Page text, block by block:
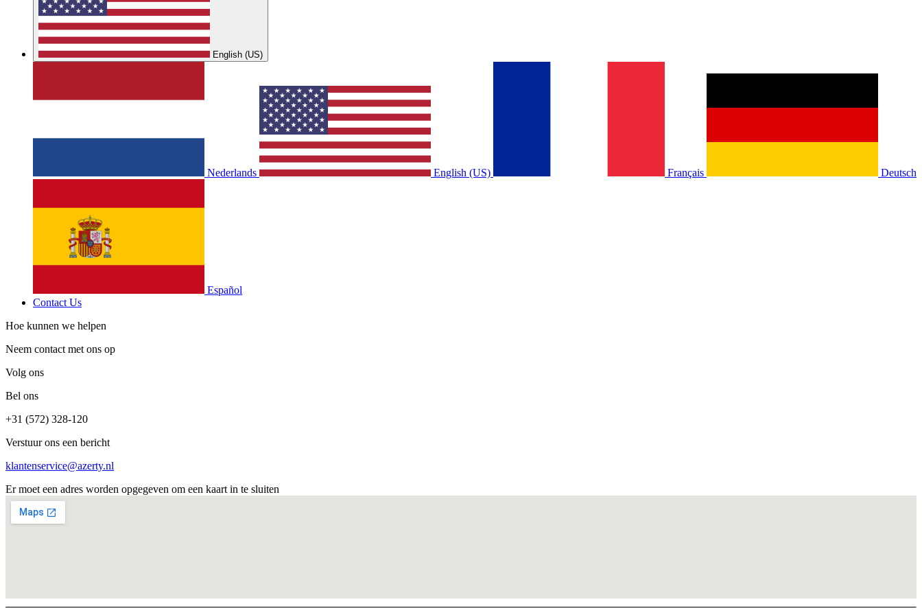
English (US)
Nederlands English (US) Français Deutsch
Español
Contact Us
Hoe kunnen we helpen
Neem contact met ons op
Volg ons
Bel ons
+31 (572) 328-120
Verstuur ons een bericht
klantenservice@azerty.nl
Er moet een adres worden opgegeven om een kaart in te sluiten